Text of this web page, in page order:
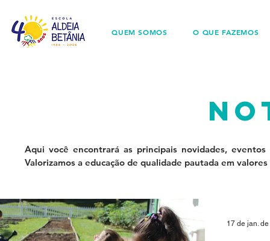
QUEM SOMOS O QUE FAZEMOS
Aqui você encontrará as principais novidades,
Valorizamos a educação de qualidade pautada em
17 de jan.